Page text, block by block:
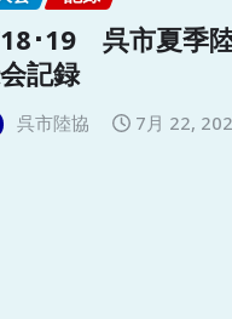
･19 呉市夏季
記録
呉市陸協 7月 22,